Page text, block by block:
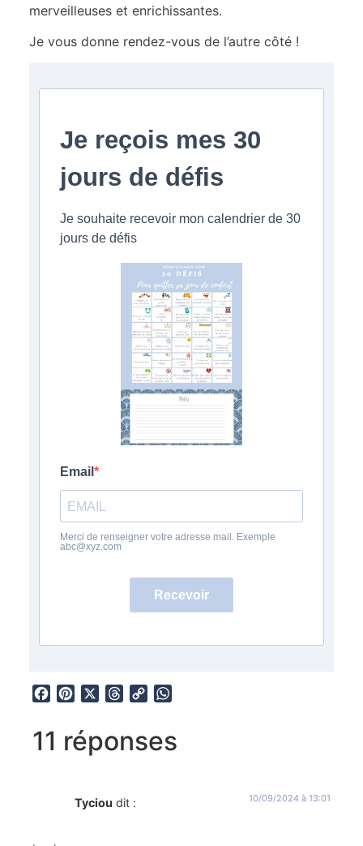
merveilleuses et enrichissantes.
Je vous donne rendez-vous de l’autre côté !
Je reçois mes 30
jours de défis
Je souhaite recevoir mon calendrier de 30
jours de défis
Email
Merci de renseigner votre adresse mail. Exemple
abc@xyz.com
Recevoir
Facebook
Pinterest Threads
Copy
11 réponses
Tyciou dit : 10/09/2024 à 13:01